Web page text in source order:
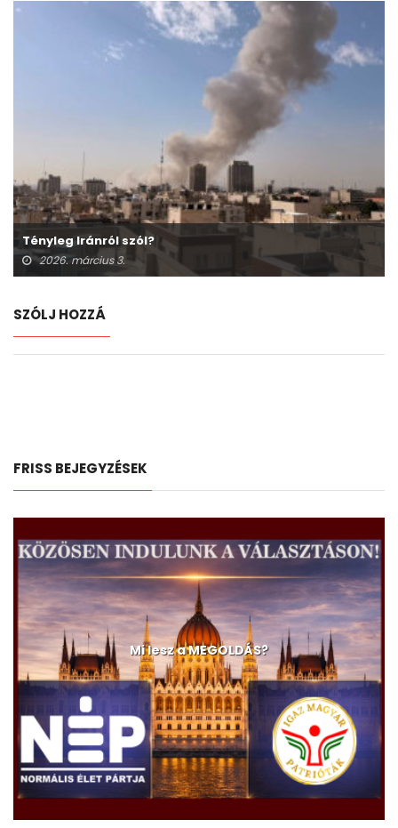
Tényleg Iránról szól?
2026. március 3.
SZÓLJ HOZZÁ
FRISS BEJEGYZÉSEK
Mi lesz a MEGOLDÁS?
A devizahitelesek és a C-630/23-as ügy